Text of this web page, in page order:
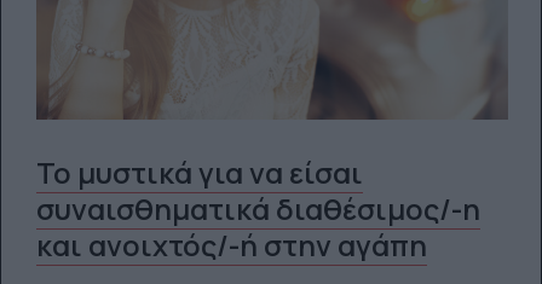
Το μυστικά για να είσαι
συναισθηματικά διαθέσιμος/-η
και ανοιχτός/-ή στην αγάπη